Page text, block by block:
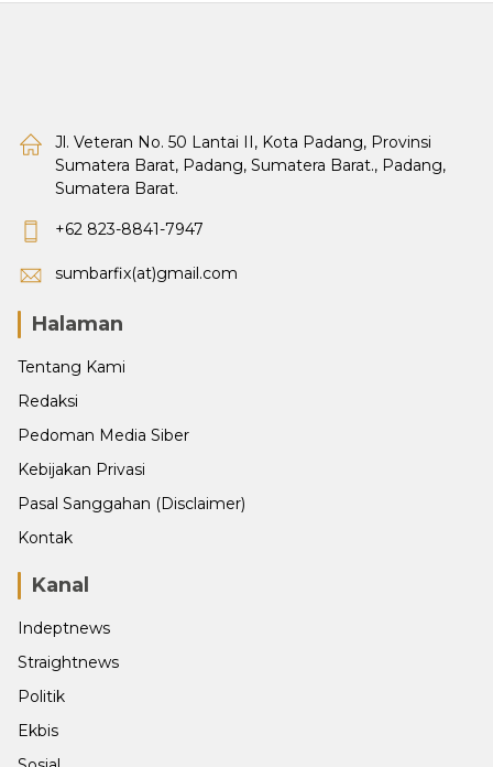
Jl. Veteran No. 50 Lantai II, Kota Padang, Provinsi
Sumatera Barat, Padang, Sumatera Barat., Padang,
Sumatera Barat.
+62 823-8841-7947
sumbarfix(at)gmail.com
Halaman
Tentang Kami
Redaksi
Pedoman Media Siber
Kebijakan Privasi
Pasal Sanggahan (Disclaimer)
Kontak
Kanal
Indeptnews
Straightnews
Politik
Ekbis